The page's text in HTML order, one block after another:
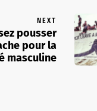
NEXT
pousser
pour la
masculine